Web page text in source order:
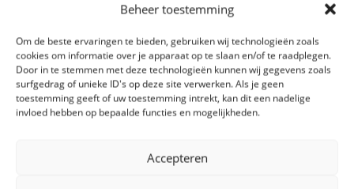
Beheer toestemming
Om de beste ervaringen te bieden, gebruiken wij technologieën zoals
cookies om informatie over je apparaat op te slaan en/of te raadplegen.
Door in te stemmen met deze technologieën kunnen wij gegevens zoals
surfgedrag of unieke ID's op deze site verwerken. Als je geen
toestemming geeft of uw toestemming intrekt, kan dit een nadelige
invloed hebben op bepaalde functies en mogelijkheden.
Accepteren
AANGESLOTEN BIJ